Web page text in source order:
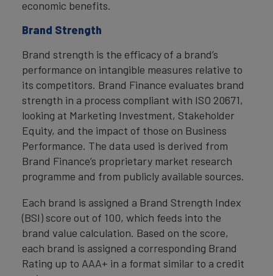
economic benefits.
Brand Strength
Brand strength is the efficacy of a brand’s
performance on intangible measures relative to
its competitors. Brand Finance evaluates brand
strength in a process compliant with ISO 20671,
looking at Marketing Investment, Stakeholder
Equity, and the impact of those on Business
Performance. The data used is derived from
Brand Finance’s proprietary market research
programme and from publicly available sources.
Each brand is assigned a Brand Strength Index
(BSI) score out of 100, which feeds into the
brand value calculation. Based on the score,
each brand is assigned a corresponding Brand
Rating up to AAA+ in a format similar to a credit